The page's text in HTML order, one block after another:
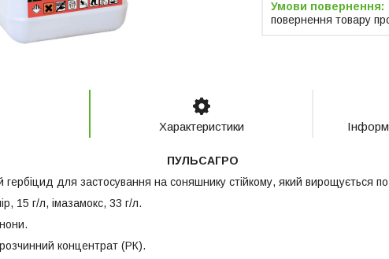
повернення товару
Характеристики
ПУЛЬСАГРО
гербіцид для застосування на соняшнику стійкому, який вирощується
15 г/л, імазамокс, 33 г/л.
розчинний концентрат (РК).